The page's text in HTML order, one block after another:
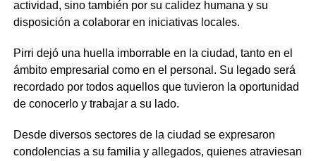
actividad, sino también por su calidez humana y su
disposición a colaborar en iniciativas locales.
Pirri dejó una huella imborrable en la ciudad, tanto en el
ámbito empresarial como en el personal. Su legado será
recordado por todos aquellos que tuvieron la oportunidad
de conocerlo y trabajar a su lado.
Desde diversos sectores de la ciudad se expresaron
condolencias a su familia y allegados, quienes atraviesan